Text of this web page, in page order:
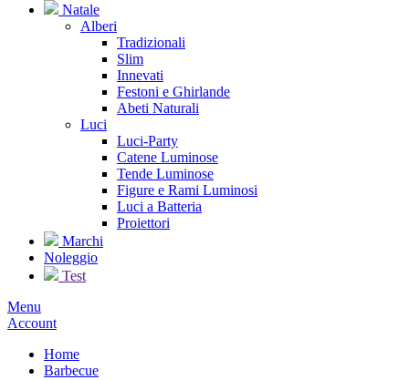
Natale
Alberi
Tradizionali
Slim
Innevati
Festoni e Ghirlande
Abeti Naturali
Luci
Luci-Party
Catene Luminose
Tende Luminose
Figure e Rami Luminosi
Luci a Batteria
Proiettori
Marchi
Noleggio
Test
Menu
Account
Home
Barbecue